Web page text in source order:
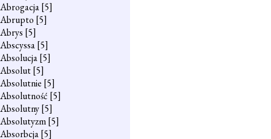
Abrogacja[5]
Abrupto [5]
Abrys [5]
Abscyssa[5]
Absolucja[5]
Absolut[5]
Absolutnie [5]
Absolutność [5]
Absolutny[5]
Absolutyzm[5]
Absorbcja[5]